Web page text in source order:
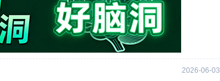
2026-06-03